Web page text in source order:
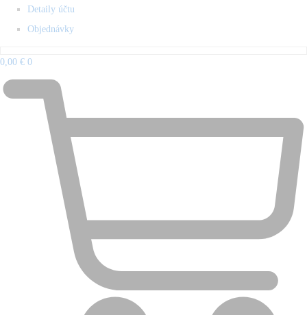
Detaily účtu
Objednávky
0,00 € 0